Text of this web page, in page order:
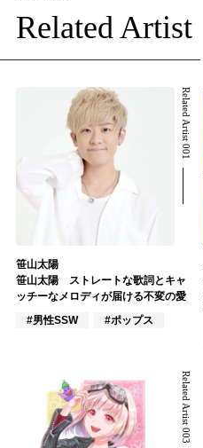
Related Artist
Related Artist 001
笹山太陽
笹山太陽 ストレートな歌詞とキャ
ッチーなメロディが届ける不変の愛
#男性SSW
#ポップス
Related Artist 003